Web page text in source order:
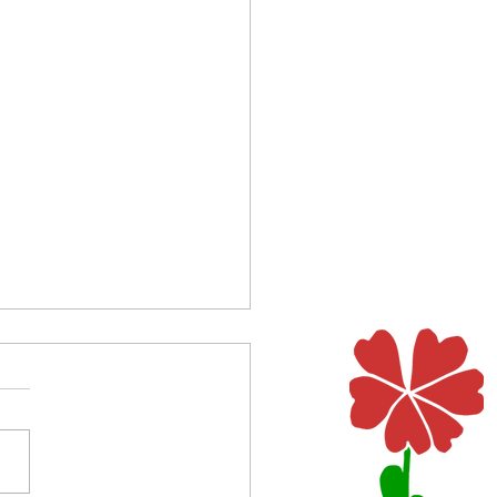
das für eine Nacht?
Lagerlöf erzählt in einer